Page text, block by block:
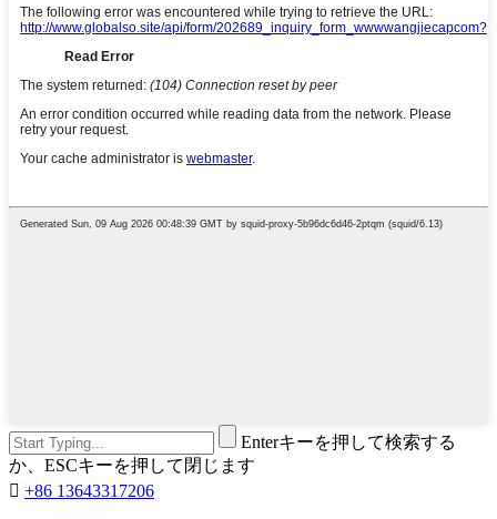
Enterキーを押して検索する
か、ESCキーを押して閉じます
 +86 13643317206